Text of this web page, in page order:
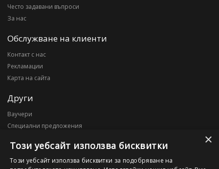
Често задавани въпроси
За нас
Обслужване на клиенти
Контакт с нас
Рекламации
Карта на сайта
Други
Ваучери
Специални предложения
Моят профил
×
Този уебсайт използва бисквитки
Този уебсайт използва бисквитки за подобряване на